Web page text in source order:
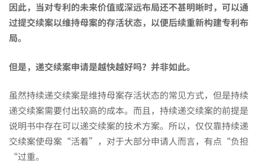
关
键
问
题
因此，当对专利的未来价值或深远布局还不甚明晰时，可以通
过提交续案以维持母案的存活状态，以便后续重新构建专利布
局。
但是，递交续案申请是越快越好吗？ 并非如此。
虽然持续递交续案是维持母案存活状态的常见方式，但是持续
递交续案需要付出较高的成本。而且，持续递交续案的前提是
说明书中存在可以递交续案的技术方案。所以，仅仅靠持续递
交续案使母案“活着”，对于大部分申请人而言，有点“负担
“过重。